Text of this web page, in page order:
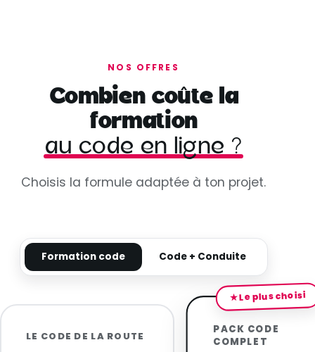
NOS OFFRES
Combien coûte la
formation
au code en ligne ?
Choisis la formule adaptée à ton projet.
Formation code Code + Conduite
LE CODE DE LA ROUTE
★ Le plus choisi
PACK CODE
COMPLET